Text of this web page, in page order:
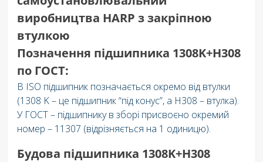
виробництва HARP з закріпною
втулкою
Позначення підшипника 1308K+H308
по ГОСТ:
В ISO підшипник позначається окремо від втулки
(1308 K – це підшипник “під конус”, а H308 – втулка).
У ГОСТ – підшипнику в зборі присвоєно окремий
номер – 11307 (відрізняється на 1 одиницю).
Будова підшипника 1308K+H308